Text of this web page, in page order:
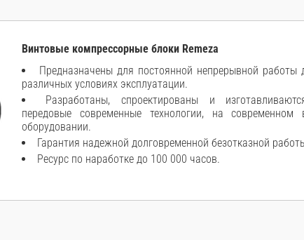
Винтовые компрессорные блоки Remeza
Предназначены для постоянной непрерывной работы
различных условиях эксплуатации.
Разработаны, спроектированы и
передовые современные технологии, на современном
оборудовании.
Гарантия надежной долговременной безотказной
Ресурс по наработке до 100 000 часов.